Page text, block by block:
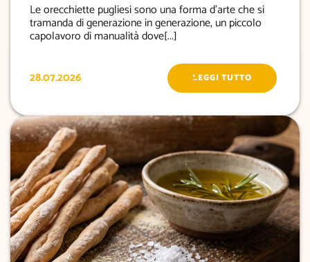
Le orecchiette pugliesi sono una forma d’arte che si
tramanda di generazione in generazione, un piccolo
capolavoro di manualità dove[...]
28.07.2026 LEGGI TUTTO